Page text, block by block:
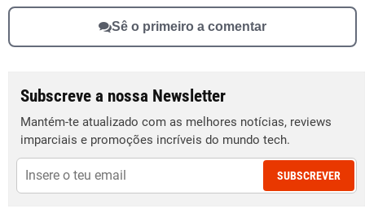
Sê o primeiro a comentar
Subscreve a nossa Newsletter
Mantém-te atualizado com as melhores notícias, reviews
imparciais e promoções incríveis do mundo tech.
SUBSCREVER